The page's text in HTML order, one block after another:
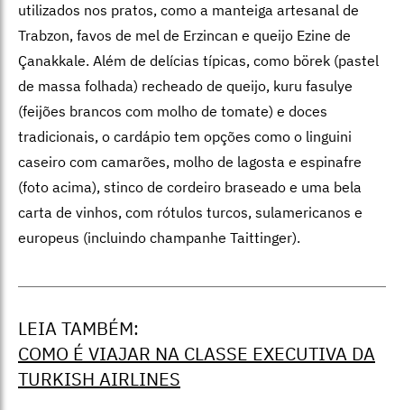
utilizados nos pratos, como a manteiga artesanal de
Trabzon, favos de mel de Erzincan e queijo Ezine de
Çanakkale. Além de delícias típicas, como börek (pastel
de massa folhada) recheado de queijo, kuru fasulye
(feijões brancos com molho de tomate) e doces
tradicionais, o cardápio tem opções como o linguini
caseiro com camarões, molho de lagosta e espinafre
(foto acima), stinco de cordeiro braseado e uma bela
carta de vinhos, com rótulos turcos, sulamericanos e
europeus (incluindo champanhe Taittinger).
LEIA TAMBÉM:
COMO É VIAJAR NA CLASSE EXECUTIVA DA
TURKISH AIRLINES